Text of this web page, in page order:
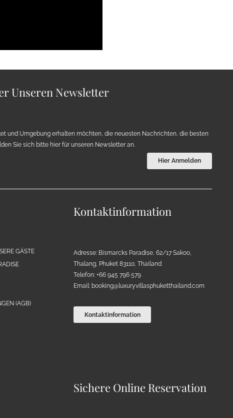
Unseren Newsletter
und Umgebung erhalten möchten, die neuesten Nachrichten, die besten
Sie sich bitte hier für unseren Newsletter an.
Hier Anmelden
GÄSTE
(AGB)
Kontaktinformation
Adresse: Bismarcks Paradise, 62/17 Sakoo,
Thalang, Phuket 83110, Thailand
Telefon: +66 945 796 579
Email: booking@luxuryvillasphuketthailand.com
Kontaktinformation
Sichere Online Reservation